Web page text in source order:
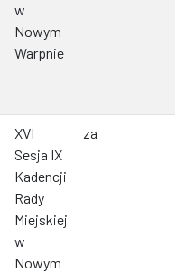
w
Nowym
Warpnie
XVI
Sesja IX
Kadencji
Rady
Miejskiej
w
Nowym
za